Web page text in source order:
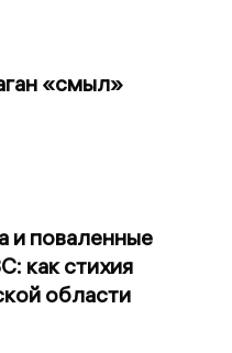
«смыл»
и поваленные
как стихия
области